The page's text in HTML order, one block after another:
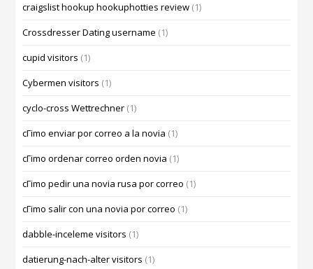
craigslist hookup hookuphotties review (1)
Crossdresser Dating username (1)
cupid visitors (1)
Cybermen visitors (1)
cyclo-cross Wettrechner (1)
cГіmo enviar por correo a la novia (1)
cГіmo ordenar correo orden novia (1)
cГіmo pedir una novia rusa por correo (1)
cГіmo salir con una novia por correo (1)
dabble-inceleme visitors (1)
datierung-nach-alter visitors (1)